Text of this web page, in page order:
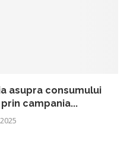
asupra consumului
campania...